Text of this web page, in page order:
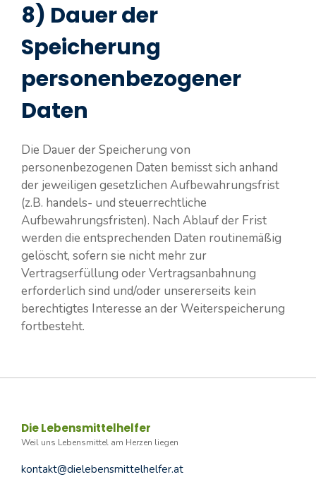
8) Dauer der
Speicherung
personenbezogener
Daten
Die Dauer der Speicherung von
personenbezogenen Daten bemisst sich anhand
der jeweiligen gesetzlichen Aufbewahrungsfrist
(z.B. handels- und steuerrechtliche
Aufbewahrungsfristen). Nach Ablauf der Frist
werden die entsprechenden Daten routinemäßig
gelöscht, sofern sie nicht mehr zur
Vertragserfüllung oder Vertragsanbahnung
erforderlich sind und/oder unsererseits kein
berechtigtes Interesse an der Weiterspeicherung
fortbesteht.
Die Lebensmittelhelfer
Weil uns Lebensmittel am Herzen liegen
kontakt@dielebensmittelhelfer.at